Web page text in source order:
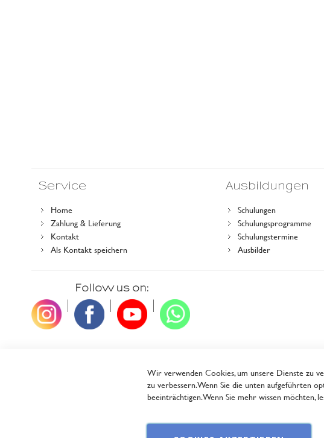
Service
Home
Zahlung & Lieferung
Kontakt
Als Kontakt speichern
Ausbildungen
Schulungen
Schulungsprogramme
Schulungstermine
Ausbilder
Follow us on:
Wir verwenden Cookies, um unsere Dienste zu
zu verbessern. Wenn Sie die unten aufgeführten
beeinträchtigen. Wenn Sie mehr wissen möchten,